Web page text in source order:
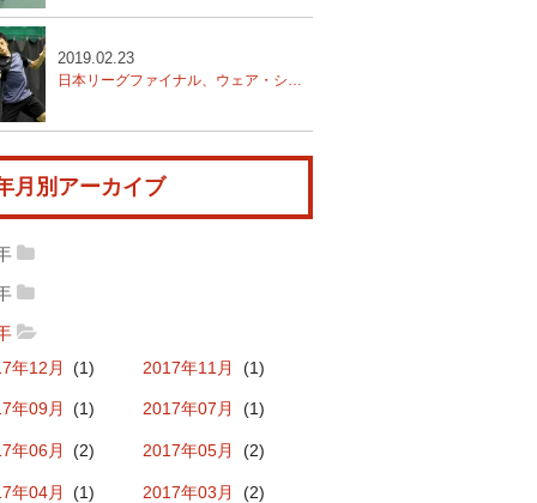
日本リーグファイナル、ウェア・シューズ等変更
2019.02.23
月別アーカイブ
年10月
年02月
年12月
年10月 (1) 2018年07月 (1)
年05月 (1) 2018年01月 (1)
年12月 (1) 2017年11月 (1)
年09月 (1) 2017年07月 (1)
年06月 (2) 2017年05月 (2)
年04月 (1) 2017年03月 (2)